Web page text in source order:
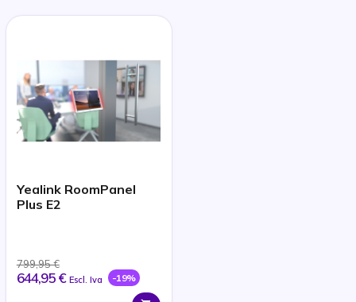
Yealink RoomPanel
Plus E2
799,95 €
644,95 € Escl. Iva -19%